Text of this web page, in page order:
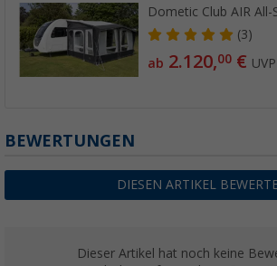
Dometic Club AIR
(3)
ab 2.120,00 €
BEWERTUNGEN
DIESEN ARTIKEL
Dieser Artikel hat noch keine